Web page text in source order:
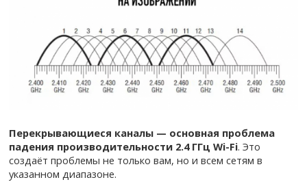
Перекрывающиеся каналы — основная проблема
падения производительности 2.4 ГГц Wi-Fi. Это
создаёт проблемы не только вам, но и всем сетям в
указанном диапазоне.